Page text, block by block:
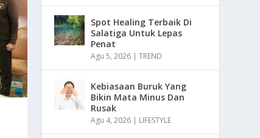
Spot Healing Terbaik Di
Salatiga Untuk Lepas
Penat
Agu 5, 2026 |TREND
Kebiasaan Buruk Yang
Bikin Mata Minus Dan
Rusak
Agu 4, 2026 | LIFESTYLE